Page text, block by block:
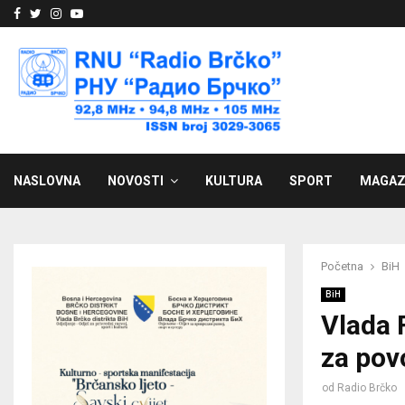
Facebook
Twitter
Instagram
Youtube
NASLOVNA NOVOSTI KULTURA SPORT
Početna BiH
BiH
Vlada
za
od Radio Brčko